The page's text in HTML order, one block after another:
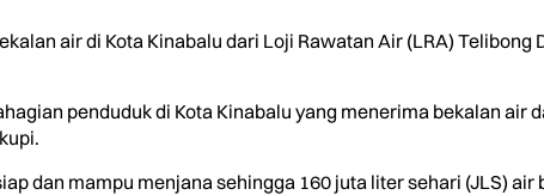
air di Kota Kinabalu dari Loji Rawatan Air (LRA) Telibong
penduduk di Kota Kinabalu yang menerima bekalan air
dan mampu menjana sehingga 160 juta liter sehari (JLS) air